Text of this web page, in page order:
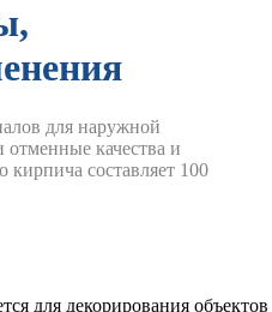
для наружной
качества и
кирпича составляет 100
для декорирования объектов